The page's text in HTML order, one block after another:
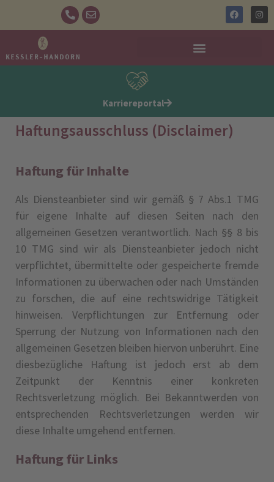
Karriereportal
Haftungsausschluss (Disclaimer)
Haftung für Inhalte
Als Diensteanbieter sind wir gemäß § 7 Abs.1 TMG
für eigene Inhalte auf diesen Seiten nach den
allgemeinen Gesetzen verantwortlich. Nach §§ 8 bis
10 TMG sind wir als Diensteanbieter jedoch nicht
verpflichtet, übermittelte oder gespeicherte fremde
Informationen zu überwachen oder nach Umständen
zu forschen, die auf eine rechtswidrige Tätigkeit
hinweisen. Verpflichtungen zur Entfernung oder
Sperrung der Nutzung von Informationen nach den
allgemeinen Gesetzen bleiben hiervon unberührt. Eine
diesbezügliche Haftung ist jedoch erst ab dem
Zeitpunkt der Kenntnis einer konkreten
Rechtsverletzung möglich. Bei Bekanntwerden von
entsprechenden Rechtsverletzungen werden wir
diese Inhalte umgehend entfernen.
Haftung für Links